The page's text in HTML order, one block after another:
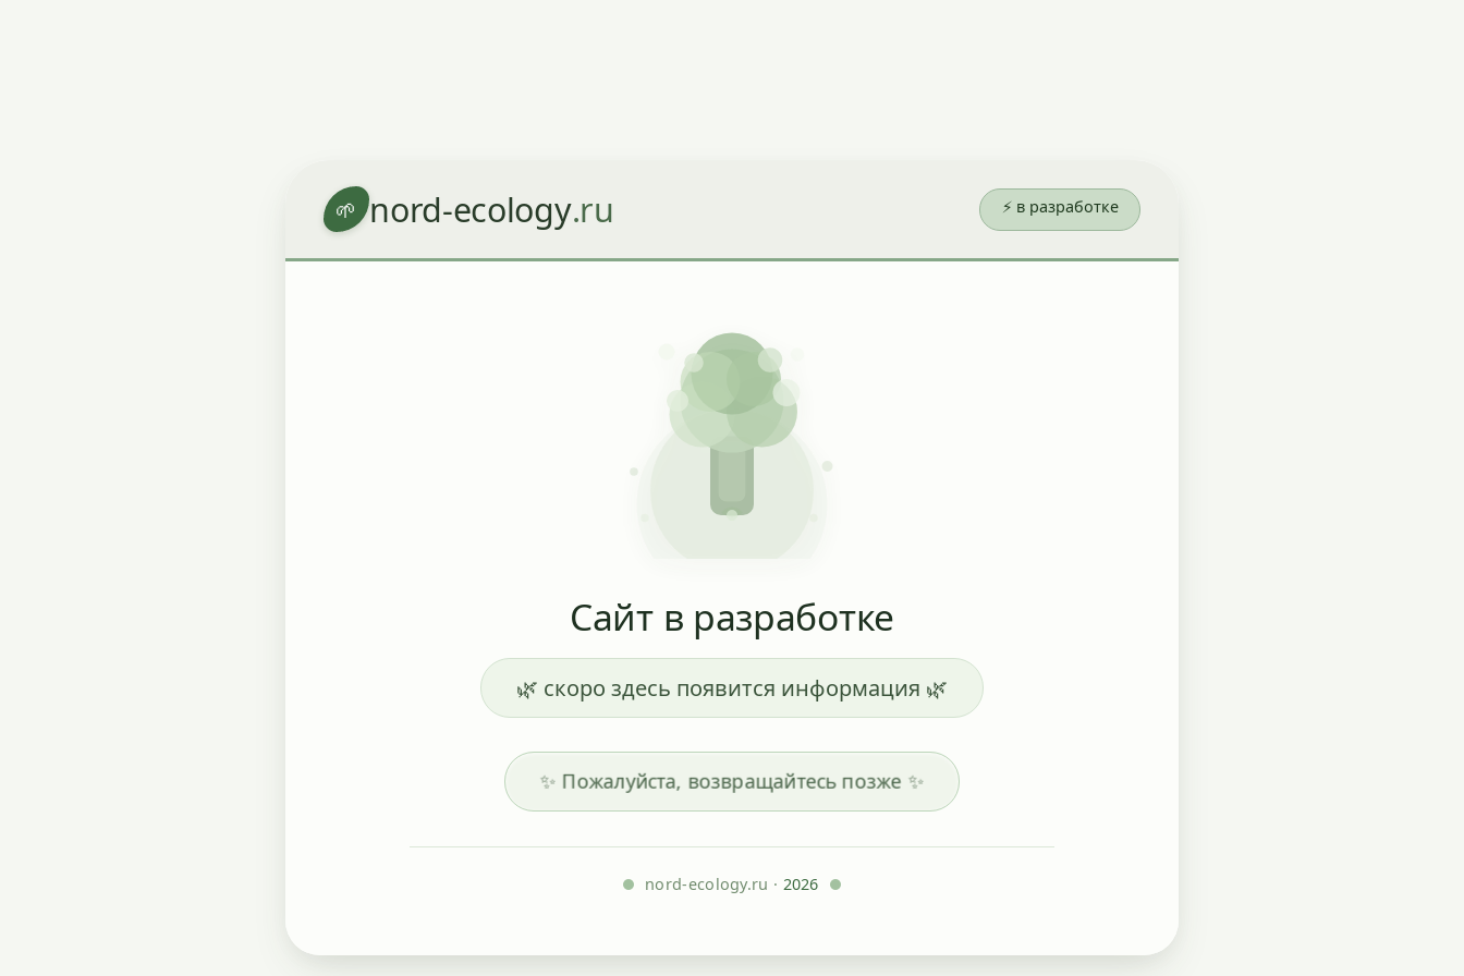
🌱 nord-ecology.ru ⚡ в разработке
Сайт в разработке
🌿 скоро здесь появится информация 🌿
✨ Пожалуйста, возвращайтесь позже ✨
nord-ecology.ru · 2026